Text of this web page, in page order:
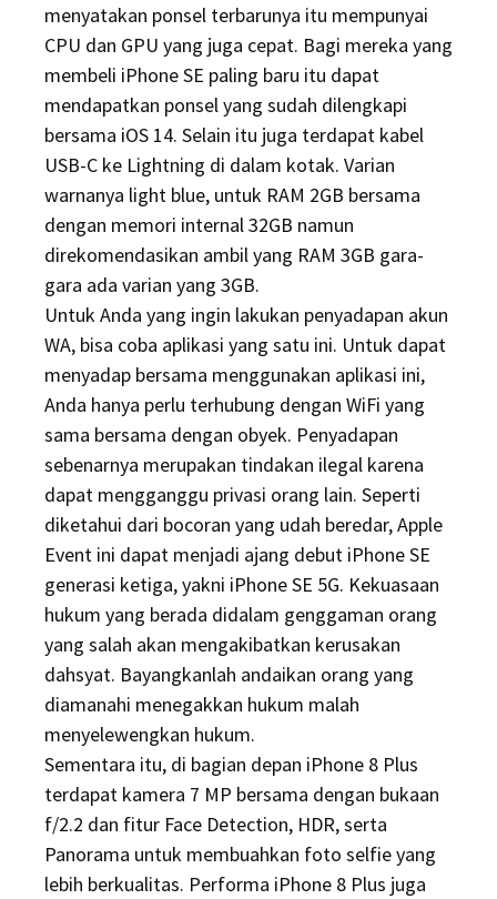
menyatakan ponsel terbarunya itu mempunyai
CPU dan GPU yang juga cepat. Bagi mereka yang
membeli iPhone SE paling baru itu dapat
mendapatkan ponsel yang sudah dilengkapi
bersama iOS 14. Selain itu juga terdapat kabel
USB-C ke Lightning di dalam kotak. Varian
warnanya light blue, untuk RAM 2GB bersama
dengan memori internal 32GB namun
direkomendasikan ambil yang RAM 3GB gara-
gara ada varian yang 3GB.
Untuk Anda yang ingin lakukan penyadapan akun
WA, bisa coba aplikasi yang satu ini. Untuk dapat
menyadap bersama menggunakan aplikasi ini,
Anda hanya perlu terhubung dengan WiFi yang
sama bersama dengan obyek. Penyadapan
sebenarnya merupakan tindakan ilegal karena
dapat mengganggu privasi orang lain. Seperti
diketahui dari bocoran yang udah beredar, Apple
Event ini dapat menjadi ajang debut iPhone SE
generasi ketiga, yakni iPhone SE 5G. Kekuasaan
hukum yang berada didalam genggaman orang
yang salah akan mengakibatkan kerusakan
dahsyat. Bayangkanlah andaikan orang yang
diamanahi menegakkan hukum malah
menyelewengkan hukum.
Sementara itu, di bagian depan iPhone 8 Plus
terdapat kamera 7 MP bersama dengan bukaan
f/2.2 dan fitur Face Detection, HDR, serta
Panorama untuk membuahkan foto selfie yang
lebih berkualitas. Performa iPhone 8 Plus juga